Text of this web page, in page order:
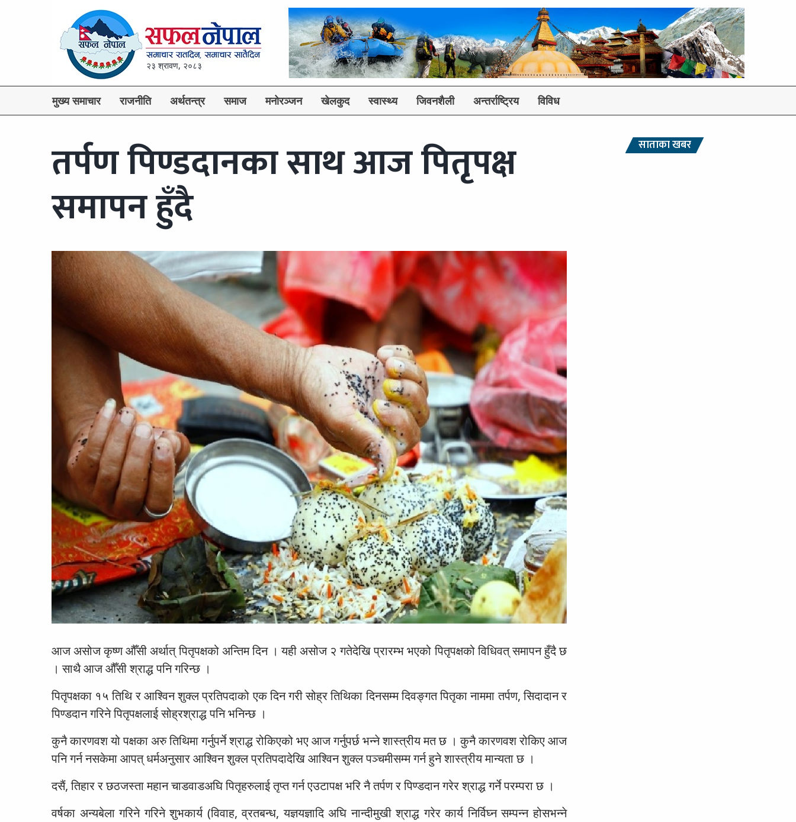
२३ श्रावण, २०८३
मुख्य समाचार राजनीति अर्थतन्त्र समाज मनोरञ्जन खेलकुद स्वास्थ्य जिवनशैली अन्तर्राष्ट्रिय विविध
तर्पण पिण्डदानका साथ आज पितृपक्ष
समापन हुँदै
आज असोज कृष्ण औँसी अर्थात् पितृपक्षको अन्तिम दिन । यही असोज २ गतेदेखि प्रारम्भ भएको पितृपक्षको विधिवत् समापन हुँदै छ
। साथै आज औँसी श्राद्ध पनि गरिन्छ ।
पितृपक्षका १५ तिथि र आश्विन शुक्ल प्रतिपदाको एक दिन गरी सोह्र तिथिका दिनसम्म दिवङ्गत पितृका नाममा तर्पण, सिदादान र
पिण्डदान गरिने पितृपक्षलाई सोह्रश्राद्ध पनि भनिन्छ ।
कुनै कारणवश यो पक्षका अरु तिथिमा गर्नुपर्ने श्राद्ध रोकिएको भए आज गर्नुपर्छ भन्ने शास्त्रीय मत छ । कुनै कारणवश रोकिए आज
पनि गर्न नसकेमा आपत् धर्मअनुसार आश्विन शुक्ल प्रतिपदादेखि आश्विन शुक्ल पञ्चमीसम्म गर्न हुने शास्त्रीय मान्यता छ ।
दसैं, तिहार र छठजस्ता महान चाडवाडअघि पितृहरुलाई तृप्त गर्न एउटापक्ष भरि नै तर्पण र पिण्डदान गरेर श्राद्ध गर्ने परम्परा छ ।
वर्षका अन्यबेला गरिने गरिने शुभकार्य (विवाह, व्रतबन्ध, यज्ञयज्ञादि अघि नान्दीमुखी श्राद्ध गरेर कार्य निर्विघ्न सम्पन्न होसभन्ने
साताका खबर